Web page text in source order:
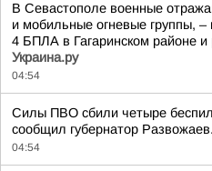
В Севастополе военные
и мобильные огневые группы,
4 БПЛА в Гагаринском районе
Украина.ру
04:54
Силы ПВО сбили четыре
сообщил губернатор
04:54